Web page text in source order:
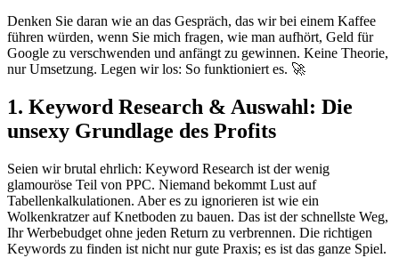
Denken Sie daran wie an das Gespräch, das wir bei einem Kaffee
führen würden, wenn Sie mich fragen, wie man aufhört, Geld für
Google zu verschwenden und anfängt zu gewinnen. Keine Theorie,
nur Umsetzung. Legen wir los: So funktioniert es. 🚀
1. Keyword Research & Auswahl: Die
unsexy Grundlage des Profits
Seien wir brutal ehrlich: Keyword Research ist der wenig
glamouröse Teil von PPC. Niemand bekommt Lust auf
Tabellenkalkulationen. Aber es zu ignorieren ist wie ein
Wolkenkratzer auf Knetboden zu bauen. Das ist der schnellste Weg,
Ihr Werbebudget ohne jeden Return zu verbrennen. Die richtigen
Keywords zu finden ist nicht nur gute Praxis; es ist das ganze Spiel.